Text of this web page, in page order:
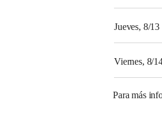
Jueves, 8/13
Viernes, 8/
Para más